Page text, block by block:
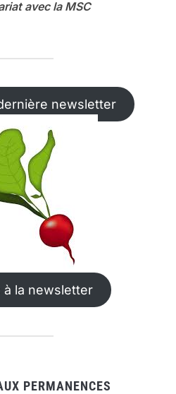
avec la MSC
newsletter
à la newsletter
PERMANENCES